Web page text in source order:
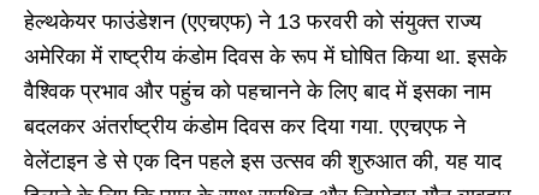
हेल्थकेयर फाउंडेशन (एएचएफ) ने 13 फरवरी को संयुक्त राज्य
अमेरिका में राष्ट्रीय कंडोम दिवस के रूप में घोषित किया था. इसके
वैश्विक प्रभाव और पहुंच को पहचानने के लिए बाद में इसका नाम
बदलकर अंतर्राष्ट्रीय कंडोम दिवस कर दिया गया. एएचएफ ने
वेलेंटाइन डे से एक दिन पहले इस उत्सव की शुरुआत की, यह याद